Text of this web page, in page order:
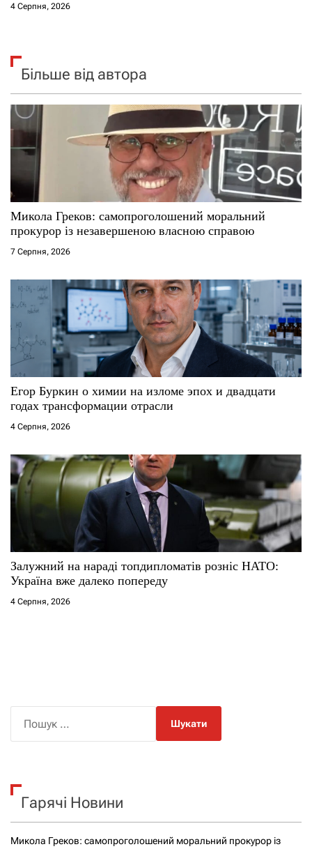
4 Серпня, 2026
Більше від автора
Микола Греков: самопроголошений моральний
прокурор із незавершеною власною справою
7 Серпня, 2026
Егор Буркин о химии на изломе эпох и двадцати
годах трансформации отрасли
4 Серпня, 2026
Залужний на нараді топдипломатів розніс НАТО:
Україна вже далеко попереду
4 Серпня, 2026
к
Гарячі Новини
Микола Греков: самопроголошений моральний прокурор із